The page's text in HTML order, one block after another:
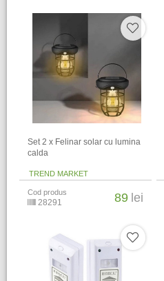
Set 2 x Felinar solar cu lumina
calda
TREND MARKET
Cod produs
28291 89 lei